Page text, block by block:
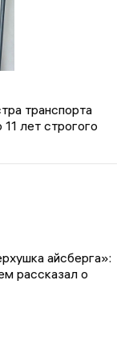
транспорта
лет строгого
айсберга»:
рассказал о